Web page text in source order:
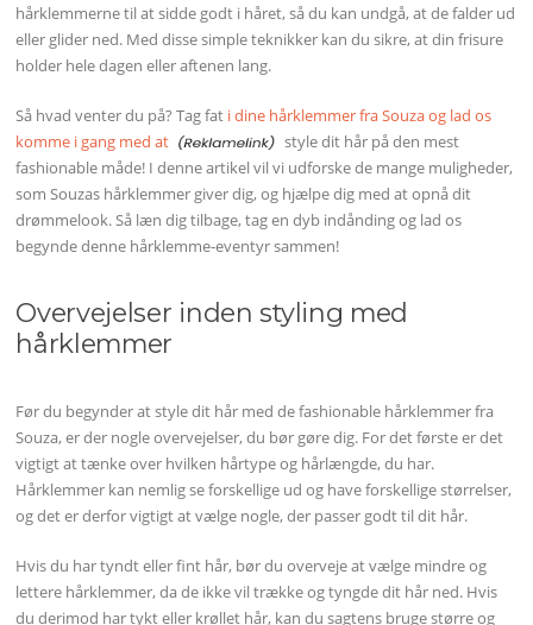
hårklemmerne til at sidde godt i håret, så du kan undgå, at de falder ud
eller glider ned. Med disse simple teknikker kan du sikre, at din frisure
holder hele dagen eller aftenen lang.
Så hvad venter du på? Tag fat i dine hårklemmer fra Souza og lad os
komme i gang med at
style dit hår på den mest
fashionable måde! I denne artikel vil vi udforske de mange muligheder,
som Souzas hårklemmer giver dig, og hjælpe dig med at opnå dit
drømmelook. Så læn dig tilbage, tag en dyb indånding og lad os
begynde denne hårklemme-eventyr sammen!
Overvejelser inden styling med
hårklemmer
Før du begynder at style dit hår med de fashionable hårklemmer fra
Souza, er der nogle overvejelser, du bør gøre dig. For det første er det
vigtigt at tænke over hvilken hårtype og hårlængde, du har.
Hårklemmer kan nemlig se forskellige ud og have forskellige størrelser,
og det er derfor vigtigt at vælge nogle, der passer godt til dit hår.
Hvis du har tyndt eller fint hår, bør du overveje at vælge mindre og
lettere hårklemmer, da de ikke vil trække og tyngde dit hår ned. Hvis
du derimod har tykt eller krøllet hår, kan du sagtens bruge større og